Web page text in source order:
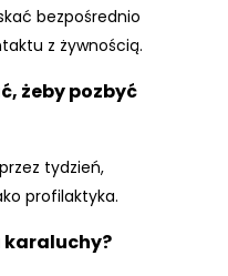
bezpośrednio
z żywnością.
żeby pozbyć
tydzień,
profilaktyka.
karaluchy?